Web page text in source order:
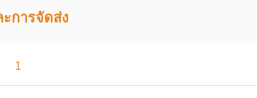
ะการจัดส่ง
1